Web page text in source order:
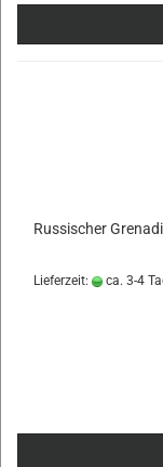
Russischer
Lieferzeit: ca. 3-4